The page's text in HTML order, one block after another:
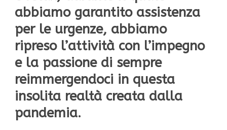
abbiamo garantito assistenza
per le urgenze, abbiamo
ripreso l’attività con l’impegno
e la passione di sempre
reimmergendoci in questa
insolita realtà creata dalla
pandemia.